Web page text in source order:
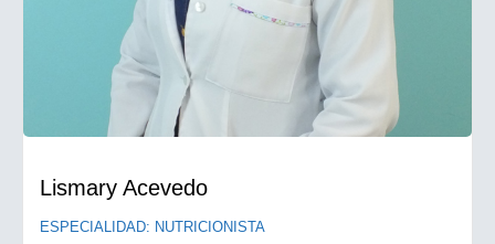
Lismary Acevedo
ESPECIALIDAD: NUTRICIONISTA